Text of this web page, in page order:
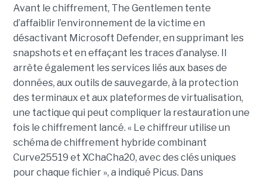
Avant le chiffrement, The Gentlemen tente
d’affaiblir l’environnement de la victime en
désactivant Microsoft Defender, en supprimant les
snapshots et en effaçant les traces d’analyse. Il
arrête également les services liés aux bases de
données, aux outils de sauvegarde, à la protection
des terminaux et aux plateformes de virtualisation,
une tactique qui peut compliquer la restauration une
fois le chiffrement lancé. « Le chiffreur utilise un
schéma de chiffrement hybride combinant
Curve25519 et XChaCha20, avec des clés uniques
pour chaque fichier », a indiqué Picus. Dans